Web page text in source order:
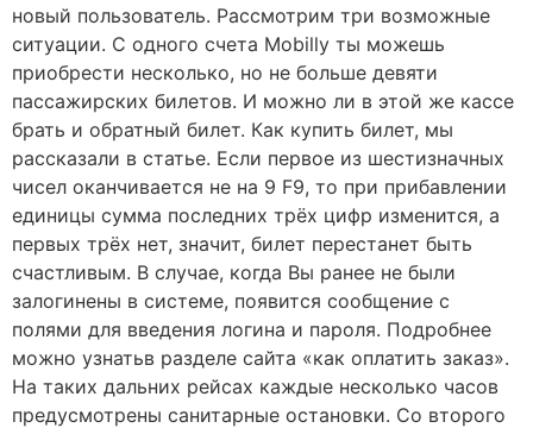
новый пользователь. Рассмотрим три возможные
ситуации. С одного счета Mobilly ты можешь
приобрести несколько, но не больше девяти
пассажирских билетов. И можно ли в этой же кассе
брать и обратный билет. Как купить билет, мы
рассказали в статье. Если первое из шестизначных
чисел оканчивается не на 9 F9, то при прибавлении
единицы сумма последних трёх цифр изменится, а
первых трёх нет, значит, билет перестанет быть
счастливым. В случае, когда Вы ранее не были
залогинены в системе, появится сообщение с
полями для введения логина и пароля. Подробнее
можно узнатьв разделе сайта «как оплатить заказ».
На таких дальних рейсах каждые несколько часов
предусмотрены санитарные остановки. Со второго